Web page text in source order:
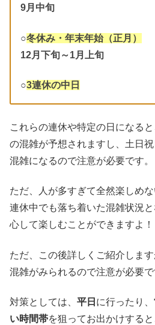
9月中旬
○冬休み・年末年始（正月）
12月下旬～1月上旬
○3連休の中日
これらの連休や特定の日になる
の混雑が予想されますし、土日
混雑になるので注意が必要です。
ただ、人が多すぎて全然楽しめ
連休中でも落ち着いた混雑状況
心して楽しむことができますよ！
ただ、この後詳しくご紹介しま
混雑がみられるので注意が必要で
対策としては、 平日 に行ったり、
い時間帯を狙ってお出かけする